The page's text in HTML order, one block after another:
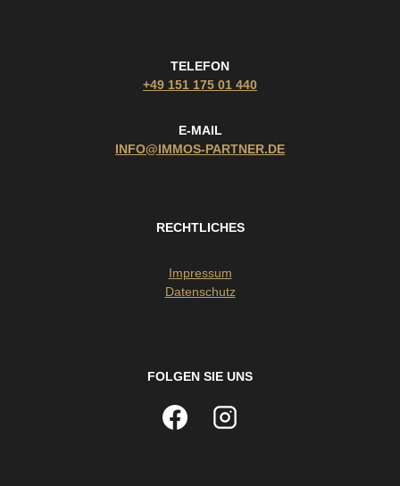
TELEFON
+49 151 175 01 440
E-MAIL
INFO@IMMOS-PARTNER.DE
RECHTLICHES
Impressum
Datenschutz
FOLGEN SIE UNS